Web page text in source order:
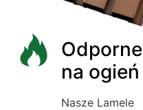
Odporne
na ogień
Nasze Lamele